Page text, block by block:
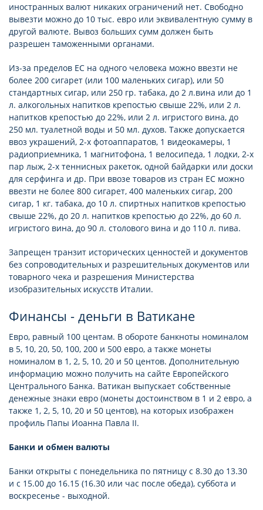
иностранных валют никаких ограничений нет. Свободно
вывезти можно до 10 тыс. евро или эквивалентную сумму в
другой валюте. Вывоз больших сумм должен быть
разрешен таможенными органами.
Из-за пределов ЕС на одного человека можно ввезти не
более 200 сигарет (или 100 маленьких сигар), или 50
стандартных сигар, или 250 гр. табака, до 2 л.вина или до 1
л. алкогольных напитков крепостью свыше 22%, или 2 л.
напитков крепостью до 22%, или 2 л. игристого вина, до
250 мл. туалетной воды и 50 мл. духов. Также допускается
ввоз украшений, 2-х фотоаппаратов, 1 видеокамеры, 1
радиоприемника, 1 магнитофона, 1 велосипеда, 1 лодки, 2-х
пар лыж, 2-х теннисных ракеток, одной байдарки или доски
для серфинга и др. При ввозе товаров из стран ЕС можно
ввезти не более 800 сигарет, 400 маленьких сигар, 200
сигар, 1 кг. табака, до 10 л. спиртных напитков крепостью
свыше 22%, до 20 л. напитков крепостью до 22%, до 60 л.
игристого вина, до 90 л. столового вина и до 110 л. пива.
Запрещен транзит исторических ценностей и документов
без сопроводительных и разрешительных документов или
товарного чека и разрешения Министерства
изобразительных искусств Италии.
Финансы - деньги в Ватикане
Евро, равный 100 центам. В обороте банкноты номиналом
в 5, 10, 20, 50, 100, 200 и 500 евро, а также монеты
номиналом в 1, 2, 5, 10, 20 и 50 центов. Дополнительную
информацию можно получить на сайте Европейского
Центрального Банка. Ватикан выпускает собственные
денежные знаки евро (монеты достоинством в 1 и 2 евро, а
также 1, 2, 5, 10, 20 и 50 центов), на которых изображен
профиль Папы Иоанна Павла II.
Банки и обмен валюты
Банки открыты с понедельника по пятницу с 8.30 до 13.30
и с 15.00 до 16.15 (16.30 или час после обеда), суббота и
воскресенье - выходной.